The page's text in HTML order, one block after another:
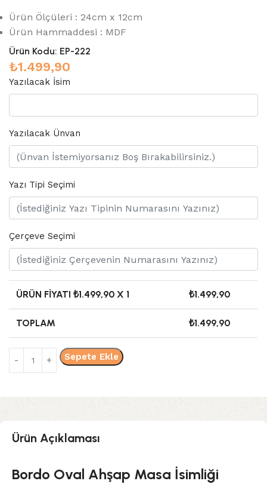
Ürün Ölçüleri : 24cm x 12cm
Ürün Hammaddesi : MDF
Ürün Kodu: EP-222
₺1.499,90
Yazılacak İsim
Yazılacak Ünvan
Yazı Tipi Seçimi
Çerçeve Seçimi
ÜRÜN FIYATI ₺1.499,90 X 1 ₺1.499,90
TOPLAM ₺1.499,90
Sepete Ekle
Ürün Açıklaması
Bordo Oval Ahşap Masa İsimliği